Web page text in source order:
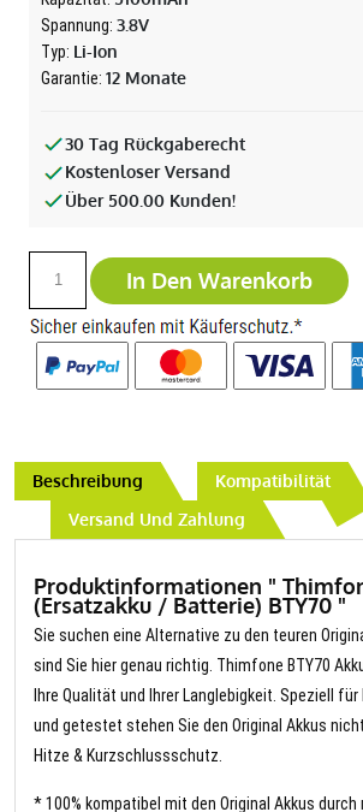
Spannung: 3.8V
Typ: Li-Ion
Garantie: 12 Monate
30 Tag Rückgaberecht
Kostenloser Versand
Über 500.00 Kunden!
In Den Warenkorb
Beschreibung
Kompatibilität
Versand Und Zahlung
Produktinformationen "
(Ersatzakku / Batterie) BTY70 "
Sie suchen eine Alternative zu den teuren
sind Sie hier genau richtig. Thimfone BTY70
Ihre Qualität und Ihrer Langlebigkeit. Speziell
und getestet stehen Sie den Original Akkus
Hitze & Kurzschlussschutz.
* 100% kompatibel mit den Original Akkus